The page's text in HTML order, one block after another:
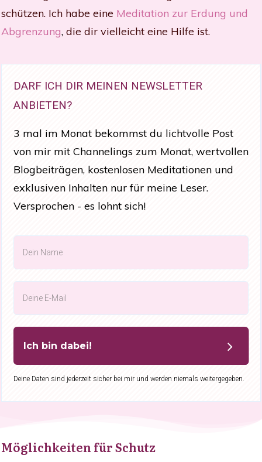
schützen. Ich habe eine Meditation zur Erdung und
Abgrenzung, die dir vielleicht eine Hilfe ist.
DARF ICH DIR MEINEN NEWSLETTER
ANBIETEN?
3 mal im Monat bekommst du lichtvolle Post
von mir mit Channelings zum Monat, wertvollen
Blogbeiträgen, kostenlosen Meditationen und
exklusiven Inhalten nur für meine Leser.
Versprochen - es lohnt sich!
Ich bin dabei!
Deine Daten sind jederzeit sicher bei mir und werden niemals weitergegeben.
Möglichkeiten für Schutz